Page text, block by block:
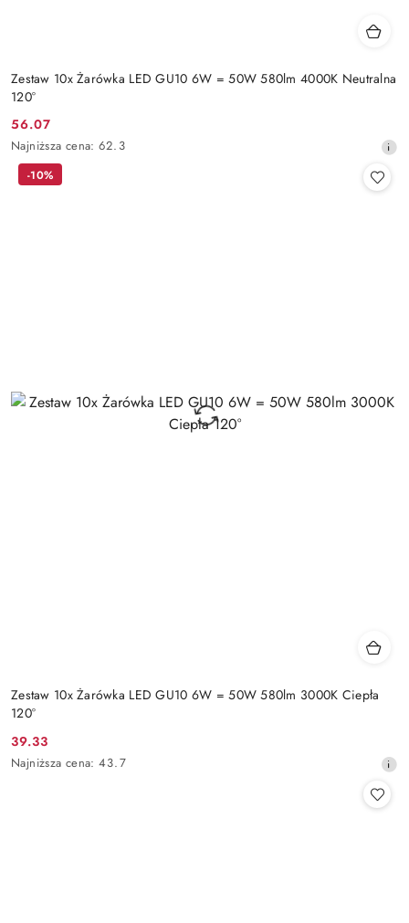
Zestaw 10x Żarówka LED GU10 6W = 50W 580lm 4000K Neutralna
120°
Cena
promocyjna:
56.07
Najniższa
cena
Najniższa cena: 62.3
Zestaw 10x Żarówka LED GU10 6W = 50W 580lm 3000K Ciepła
120°
Cena
promocyjna:
39.33
Najniższa
Najniższa cena: 43.7
-10%